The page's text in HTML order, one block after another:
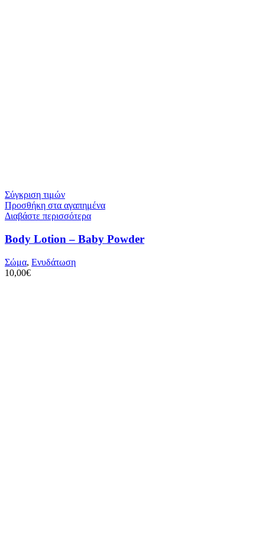
Σύγκριση τιμών
Προσθήκη στα αγαπημένα
Διαβάστε περισσότερα
Body Lotion – Baby Powder
Σώμα, Ενυδάτωση
10,00€